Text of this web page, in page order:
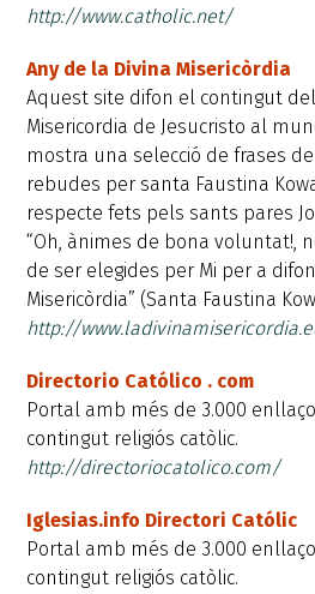
http://www.catholic.net/
Any de la Divina Misericòrdia
Aquest site difon el contingut
Misericordia de Jesucristo al
mostra una selecció de frases
rebudes per santa Faustina
respecte fets pels sants pares
“Oh, ànimes de bona voluntat!,
de ser elegides per Mi per a
Misericòrdia” (Santa Faustina
http://
Directorio Católico . com
Portal amb més de 3.000
contingut religiós catòlic.
http://directoriocatolico.com/
Iglesias.info Directori Católic
Portal amb més de 3.000
contingut religiós catòlic.